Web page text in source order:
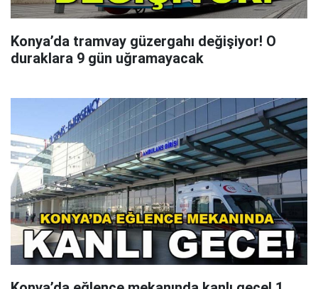
Konya’da tramvay güzergahı değişiyor! O
duraklara 9 gün uğramayacak